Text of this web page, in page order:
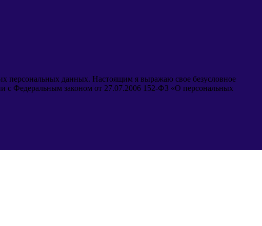
персональных данных. Настоящим я выражаю свое безусловное
с Федеральным законом от 27.07.2006 152-ФЗ «О персональных